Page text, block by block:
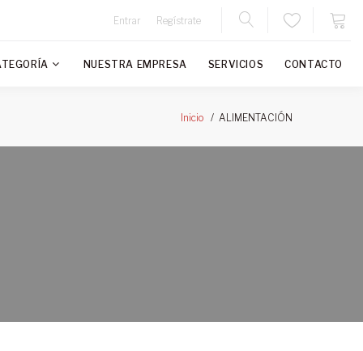
Entrar Regístrate
NUESTRA EMPRESA SERVICIOS CONTACTO
Inicio ALIMENTACIÓN